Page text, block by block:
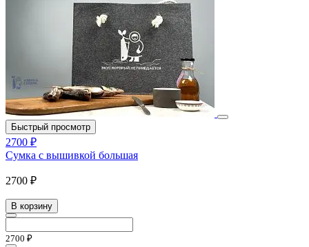
Быстрый просмотр
2700 ₽
Сумка с вышивкой большая
2700 ₽
В корзину
2700 ₽